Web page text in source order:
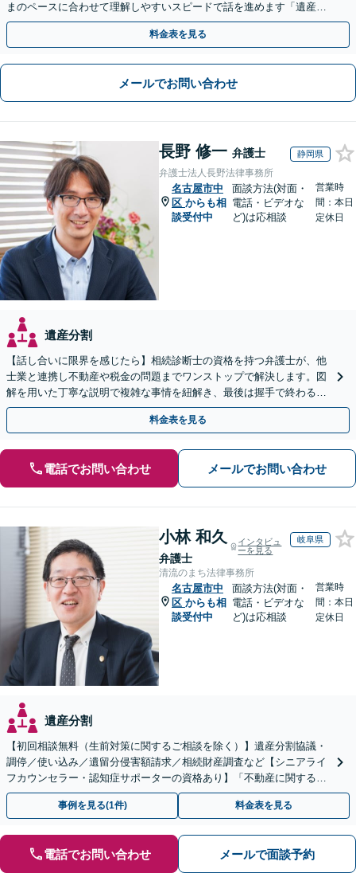
まのペースに合わせて理解しやすいスピードで話を進めます「遺産分
割／遺言作成／相続放棄／遺産分割／遺留分侵害額請求」
料金表を見る
メールでお問い合わせ
長野 修一 弁護士 静岡県
弁護士法人長野法律事務所
名古屋市中
区 からも相
談受付中
面談方法(対面・
電話・ビデオな
ど)は応相談
営業時
間：本日
定休日
遺産分割
【話し合いに限界を感じたら】相続診断士の資格を持つ弁護士が、他
士業と連携し不動産や税金の問題までワンストップで解決します。図
解を用いた丁寧な説明で複雑な事情を紐解き、最後は握手で終わる円
満な解決へ導きます。【東海エリア・神奈川県対応】
料金表を見る
電話でお問い合わせ メールでお問い合わせ
小林 和久
弁護士
インタビュ
ーを見る
岐阜県
清流のまち法律事務所
名古屋市中
区 からも相
談受付中
面談方法(対面・
電話・ビデオな
ど)は応相談
営業時
間：本日
定休日
遺産分割
【初回相談無料（生前対策に関するご相談を除く）】遺産分割協議・
調停／使い込み／遺留分侵害額請求／相続財産調査など【シニアライ
フカウンセラー・認知症サポーターの資格あり】「不動産に関する相
続もお任せください」【当日・夜間相談可（要相談）】
事例を見る(1件) 料金表を見る
電話でお問い合わせ メールで面談予約